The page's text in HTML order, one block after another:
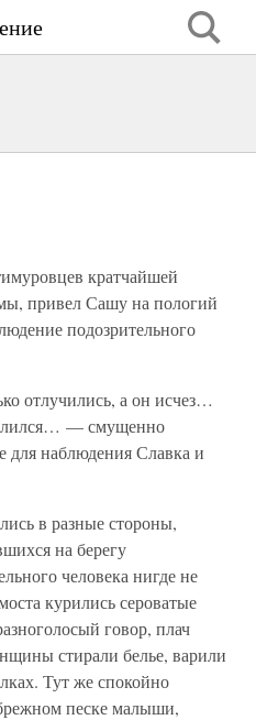
кратчайшей
привел Сашу на пологий
подозрительного
отлучились, а он исчез…
— смущенно
для наблюдения Славка и
в разные стороны,
на берегу
человека нигде не
курились сероватые
говор, плач
стирали белье, варили
Тут же спокойно
песке малыши,